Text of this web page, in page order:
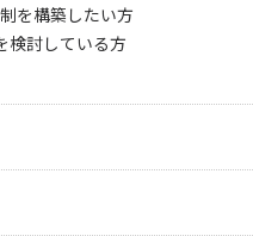
を構築したい方
検討している方